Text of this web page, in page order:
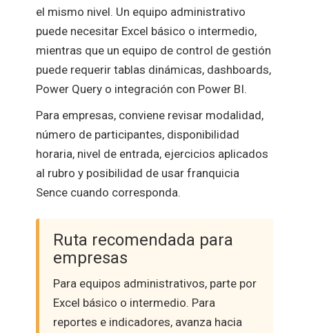
el mismo nivel. Un equipo administrativo
puede necesitar Excel básico o intermedio,
mientras que un equipo de control de gestión
puede requerir tablas dinámicas, dashboards,
Power Query o integración con Power BI.
Para empresas, conviene revisar modalidad,
número de participantes, disponibilidad
horaria, nivel de entrada, ejercicios aplicados
al rubro y posibilidad de usar franquicia
Sence cuando corresponda.
Ruta recomendada para
empresas
Para equipos administrativos, parte por
Excel básico o intermedio. Para
reportes e indicadores, avanza hacia